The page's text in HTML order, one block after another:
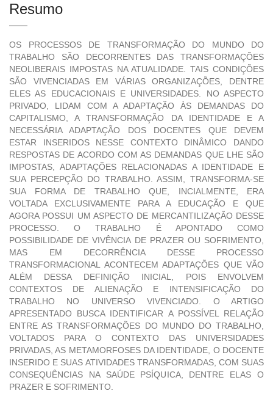
Resumo
OS PROCESSOS DE TRANSFORMAÇÃO DO MUNDO DO
TRABALHO SÃO DECORRENTES DAS TRANSFORMAÇÕES
NEOLIBERAIS IMPOSTAS NA ATUALIDADE. TAIS CONDIÇÕES
SÃO VIVENCIADAS EM VÁRIAS ORGANIZAÇÕES, DENTRE
ELES AS EDUCACIONAIS E UNIVERSIDADES. NO ASPECTO
PRIVADO, LIDAM COM A ADAPTAÇÃO ÀS DEMANDAS DO
CAPITALISMO, A TRANSFORMAÇÃO DA IDENTIDADE E A
NECESSÁRIA ADAPTAÇÃO DOS DOCENTES QUE DEVEM
ESTAR INSERIDOS NESSE CONTEXTO DINÂMICO DANDO
RESPOSTAS DE ACORDO COM AS DEMANDAS QUE LHE SÃO
IMPOSTAS, ADAPTAÇÕES RELACIONADAS A IDENTIDADE E
SUA PERCEPÇÃO DO TRABALHO. ASSIM, TRANSFORMA-SE
SUA FORMA DE TRABALHO QUE, INCIALMENTE, ERA
VOLTADA EXCLUSIVAMENTE PARA A EDUCAÇÃO E QUE
AGORA POSSUI UM ASPECTO DE MERCANTILIZAÇÃO DESSE
PROCESSO. O TRABALHO É APONTADO COMO
POSSIBILIDADE DE VIVÊNCIA DE PRAZER OU SOFRIMENTO,
MAS EM DECORRÊNCIA DESSE PROCESSO
TRANSFORMACIONAL ACONTECEM ADAPTAÇÕES QUE VÃO
ALÉM DESSA DEFINIÇÃO INICIAL, POIS ENVOLVEM
CONTEXTOS DE ALIENAÇÃO E INTENSIFICAÇÃO DO
TRABALHO NO UNIVERSO VIVENCIADO. O ARTIGO
APRESENTADO BUSCA IDENTIFICAR A POSSÍVEL RELAÇÃO
ENTRE AS TRANSFORMAÇÕES DO MUNDO DO TRABALHO,
VOLTADOS PARA O CONTEXTO DAS UNIVERSIDADES
PRIVADAS, AS METAMORFOSES DA IDENTIDADE, O DOCENTE
INSERIDO E SUAS ATIVIDADES TRANSFORMADAS, COM SUAS
CONSEQUÊNCIAS NA SAÚDE PSÍQUICA, DENTRE ELAS O
PRAZER E SOFRIMENTO.